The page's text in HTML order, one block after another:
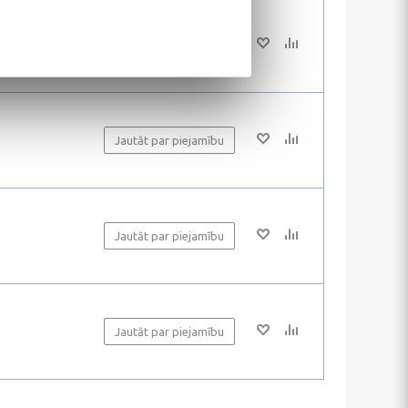
Jautāt par piejamību
Jautāt par piejamību
Jautāt par piejamību